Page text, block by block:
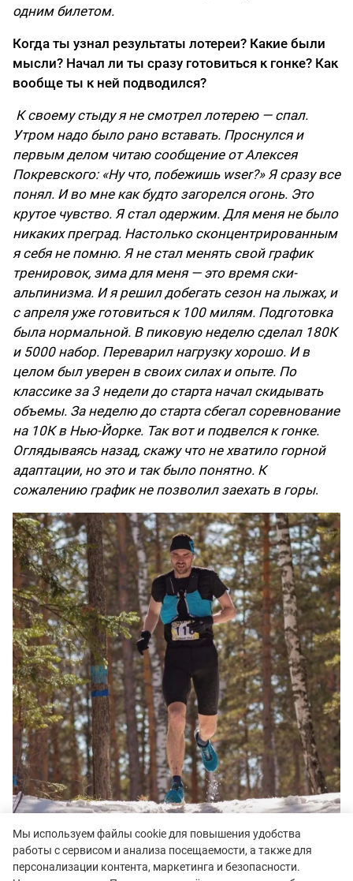
одним билетом.
Когда ты узнал результаты лотереи? Какие были
мысли? Начал ли ты сразу готовиться к гонке? Как
вообще ты к ней подводился?
К своему стыду я не смотрел лотерею — спал.
Утром надо было рано вставать. Проснулся и
первым делом читаю сообщение от Алексея
Покревского: «Ну что, побежишь wser?» Я сразу все
понял. И во мне как будто загорелся огонь. Это
крутое чувство. Я стал одержим. Для меня не было
никаких преград. Настолько сконцентрированным
я себя не помню. Я не стал менять свой график
тренировок, зима для меня — это время ски-
альпинизма. И я решил добегать сезон на лыжах, и
с апреля уже готовиться к 100 милям. Подготовка
была нормальной. В пиковую неделю сделал 180К
и 5000 набор. Переварил нагрузку хорошо. И в
целом был уверен в своих силах и опыте. По
классике за 3 недели до старта начал скидывать
объемы. За неделю до старта сбегал соревнование
на 10К в Нью-Йорке. Так вот и подвелся к гонке.
Оглядываясь назад, скажу что не хватило горной
адаптации, но это и так было понятно. К
сожалению график не позволил заехать в горы.
Расскажи про питание: что брал с собой, было ли
питание на дистанции?
Мы используем файлы cookie для повышения удобства
работы с сервисом и анализа посещаемости, а также для
персонализации контента, маркетинга и безопасности.